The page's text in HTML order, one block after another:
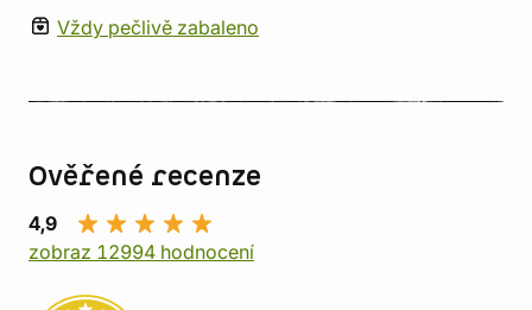
Vždy pečlivě zabaleno
Ověřené recenze
4,9
zobraz 12994 hodnocení